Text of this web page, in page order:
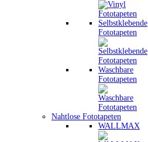
Selbstklebende
Fototapeten
Waschbare
Fototapeten
Nahtlose Fototapeten
WALLMAX